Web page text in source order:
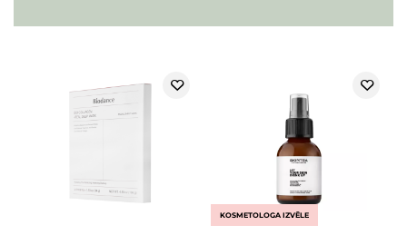
KOSMETOLOGA IZVĒLE